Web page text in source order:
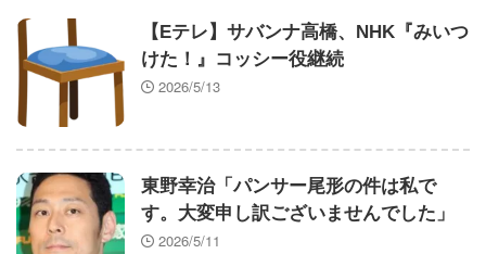
【正論】広島「世界が平和になりますように！」ア
フリカのガキ「でも僕たちは苦しんでるよ？」
【衝撃】みんなで大家さん、ガチで『深刻な状態』
になってしまう・・・・
中国外務省、広島原爆投下に関して「同情を得よう
と核被害者の立場を政治利用」と主張！
保健師「まずは社食で大盛り頼むのを辞めてみま
す？」ワイ「食っちゃいけないものを売ってるの
か！？」
【画像】ドイツの『ナチス時代の国会』がガチでカ
【Eテレ】サバンナ高橋、NHK『みいつ
けた！』コッシー役継続
2026/5/13
東野幸治「パンサー尾形の件は私で
す。大変申し訳ございませんでした」
2026/5/11